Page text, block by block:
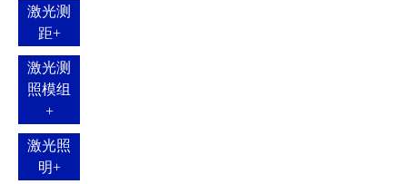
激光测
距+
激光测
照模组
+
激光照
明+